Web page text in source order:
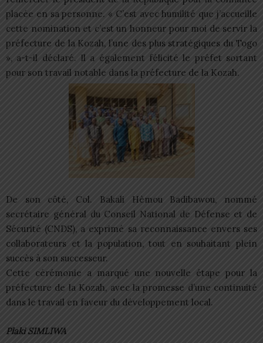
placée en sa personne. « C’est avec humilité que j’accueille
cette nomination et c’est un honneur pour moi de servir la
préfecture de la Kozah, l’une des plus stratégiques du Togo
», a-t-il déclaré. Il a également félicité le préfet sortant
pour son travail notable dans la préfecture de la Kozah.
De son côté, Col. Bakali Hèmou Badibawou, nommé
secrétaire général du Conseil National de Défense et de
Sécurité (CNDS), a exprimé sa reconnaissance envers ses
collaborateurs et la population, tout en souhaitant plein
succès à son successeur.
Cette cérémonie a marqué une nouvelle étape pour la
préfecture de la Kozah, avec la promesse d’une continuité
dans le travail en faveur du développement local.
Plaki SIMLIWA